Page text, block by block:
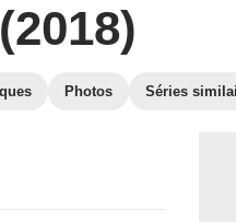
Photos Séries